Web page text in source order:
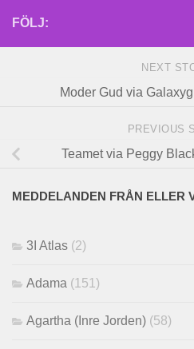
FÖLJ:
NEXT
Moder Gud via
PREVIOUS
Teamet via Peggy
MEDDELANDEN FRÅN ELLER
3I Atlas (2)
Adama (151)
Agartha (Inre Jorden) (58)